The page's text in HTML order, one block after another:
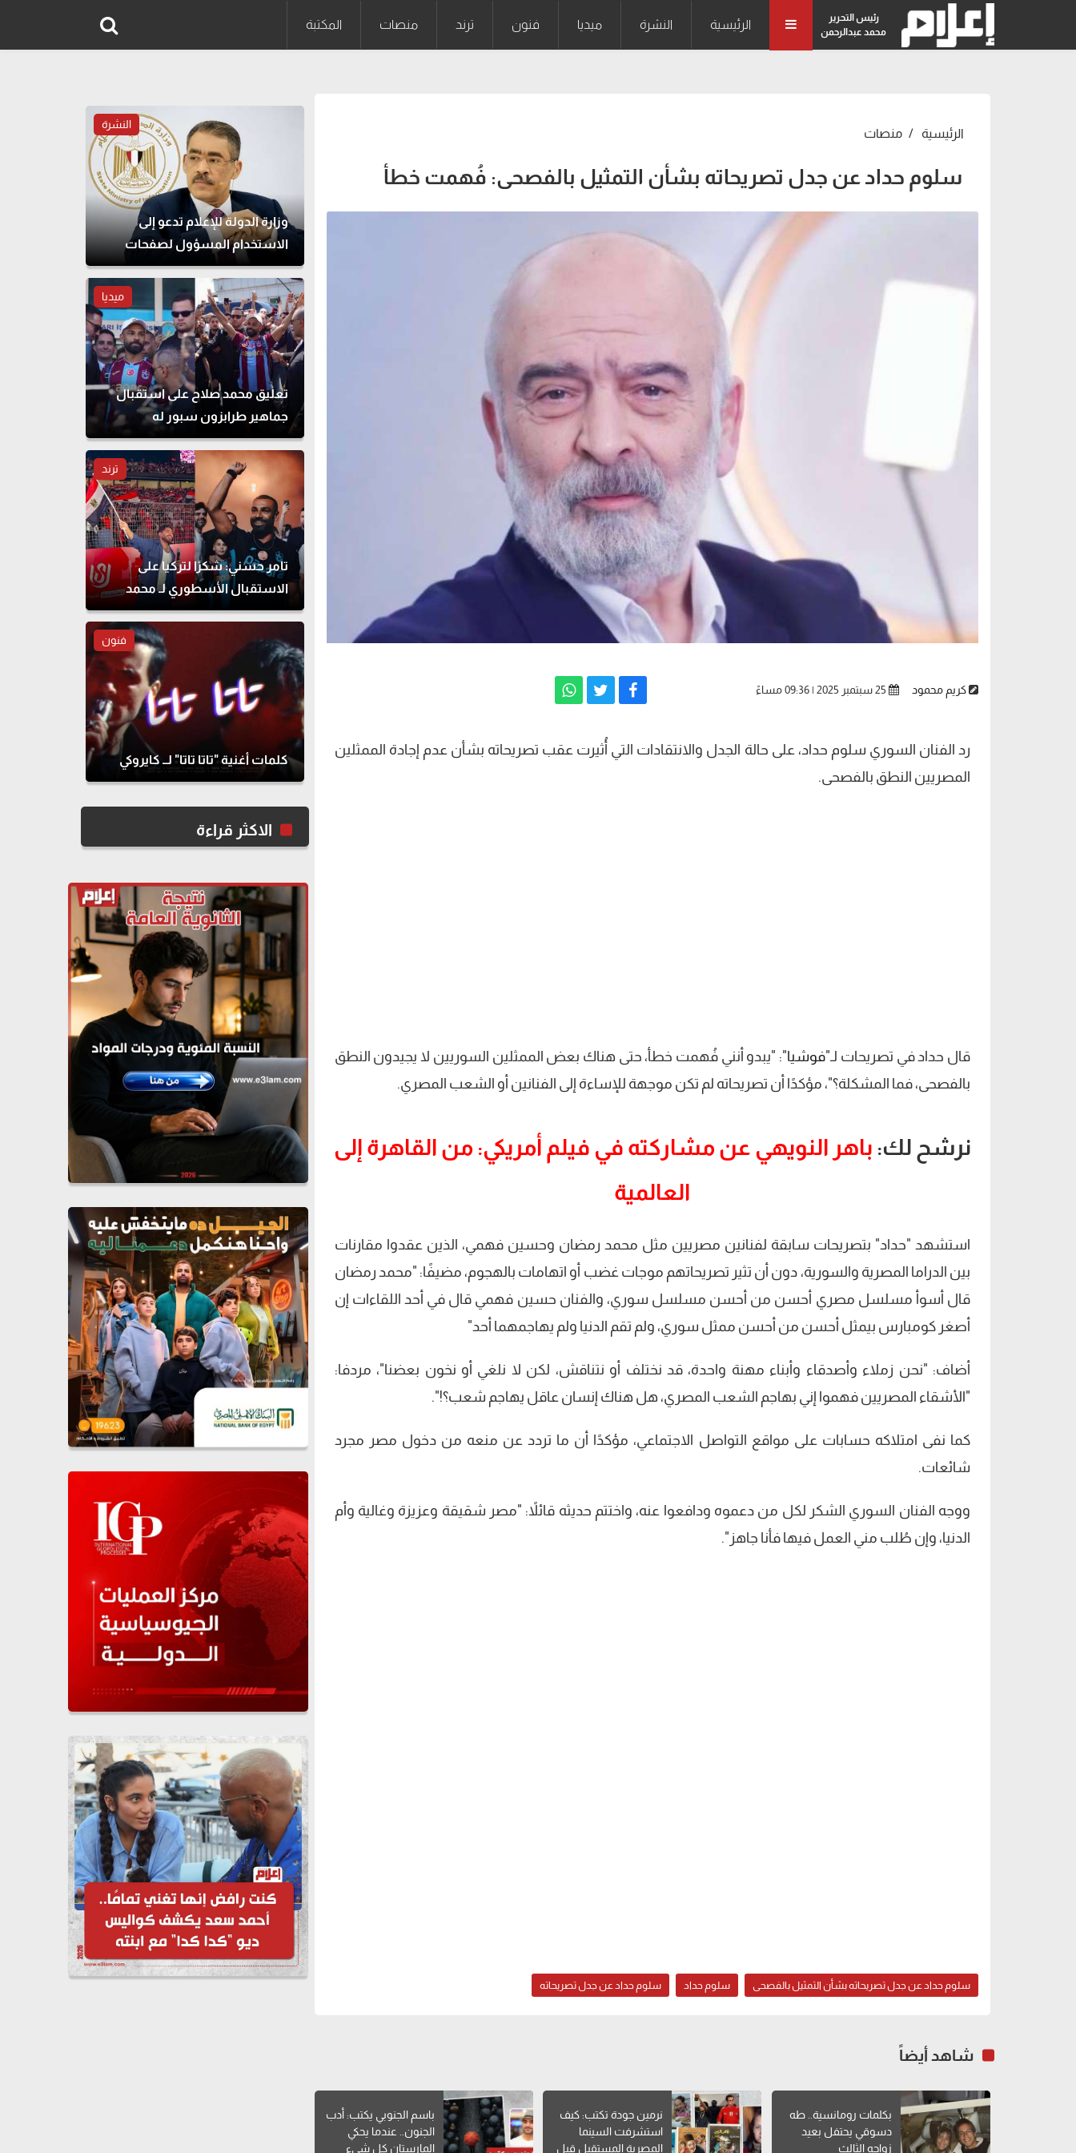
رئيس التحرير
محمد عبدالرحمن
الرئيسية النشرة ميديا فنون ترند منصات المكتبة
الرئيسية منصات
سلوم حداد عن جدل تصريحاته بشأن التمثيل بالفصحى: فُهمت خطأ
كريم محمود
رد الفنان السوري سلوم حداد، على حالة الجدل والانتقادات التي أُثيرت عقب تصريحاته بشأن عدم إجادة الممثلين
المصريين النطق بالفصحى.
قال حداد في تصريحات لـ"فوشيا": "يبدو أنني فُهمت خطأ، حتى هناك بعض الممثلين السوريين لا يجيدون النطق
بالفصحى، فما المشكلة؟"، مؤكدًا أن تصريحاته لم تكن موجهة للإساءة إلى الفنانين أو الشعب المصري.
نرشح لك: باهر النويهي عن مشاركته في فيلم أمريكي: من القاهرة إلى
العالمية
استشهد "حداد" بتصريحات سابقة لفنانين مصريين مثل محمد رمضان وحسين فهمي، الذين عقدوا مقارنات
بين الدراما المصرية والسورية، دون أن تثير تصريحاتهم موجات غضب أو اتهامات بالهجوم، مضيفًا: "محمد رمضان
قال أسوأ مسلسل مصري أحسن من أحسن مسلسل سوري، والفنان حسين فهمي قال في أحد اللقاءات إن
أصغر كومبارس بيمثل أحسن من أحسن ممثل سوري، ولم تقم الدنيا ولم يهاجمهما أحد"
أضاف: "نحن زملاء وأصدقاء وأبناء مهنة واحدة، قد نختلف أو نتناقش، لكن لا نلغي أو نخون بعضنا"، مردفا:
"الأشقاء المصريين فهموا إني بهاجم الشعب المصري، هل هناك إنسان عاقل يهاجم شعب؟!".
كما نفى امتلاكه حسابات على مواقع التواصل الاجتماعي، مؤكدًا أن ما تردد عن منعه من دخول مصر مجرد
شائعات.
ووجه الفنان السوري الشكر لكل من دعموه ودافعوا عنه، واختتم حديثه قائلاً: "مصر شقيقة وعزيزة وغالية وأم
الدنيا، وإن طُلب مني العمل فيها فأنا جاهز".
سلوم حداد عن جدل تصريحاته بشأن التمثيل بالفصحى سلوم حداد سلوم حداد عن جدل تصريحاته
شاهد أيضاً
بكلمات رومانسية.. طه
دسوقي يحتفل بعيد
زواجه الثالث
نرمين جودة تكتب: كيف
استشرفت السينما
المصرية المستقبل قبل
باسم الجنوبي يكتب: أدب
الجنون.. عندما يحكي
المارستان كل شيء
النشرة
وزارة الدولة للإعلام تدعو إلى
الاستخدام المسؤول لصفحات
التواصل الاجتماعي
ميديا
تعليق محمد صلاح على استقبال
جماهير طرابزون سبور له
ترند
تامر حسني: شكرًا لتركيا على
الاستقبال الأسطوري لـ محمد
صلاح
فنون
كلمات أغنية "تاتا تاتا" لــ كايروكي
الاكثر قراءة